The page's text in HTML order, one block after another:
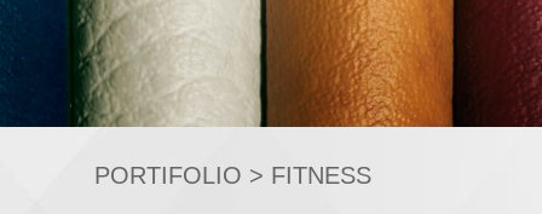
PORTIFOLIO > FITNESS